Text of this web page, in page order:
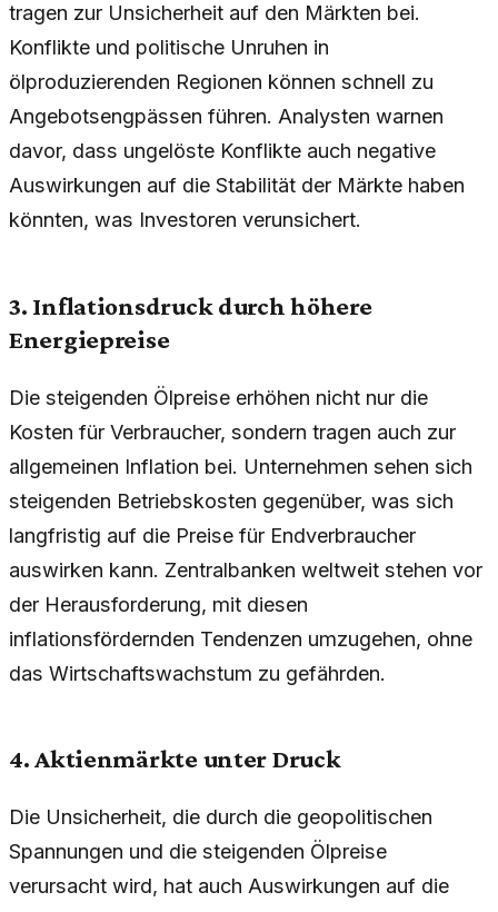
tragen zur Unsicherheit auf den Märkten bei.
Konflikte und politische Unruhen in
ölproduzierenden Regionen können schnell zu
Angebotsengpässen führen. Analysten warnen
davor, dass ungelöste Konflikte auch negative
Auswirkungen auf die Stabilität der Märkte haben
könnten, was Investoren verunsichert.
3. Inflationsdruck durch höhere
Energiepreise
Die steigenden Ölpreise erhöhen nicht nur die
Kosten für Verbraucher, sondern tragen auch zur
allgemeinen Inflation bei. Unternehmen sehen sich
steigenden Betriebskosten gegenüber, was sich
langfristig auf die Preise für Endverbraucher
auswirken kann. Zentralbanken weltweit stehen vor
der Herausforderung, mit diesen
inflationsfördernden Tendenzen umzugehen, ohne
das Wirtschaftswachstum zu gefährden.
4. Aktienmärkte unter Druck
Die Unsicherheit, die durch die geopolitischen
Spannungen und die steigenden Ölpreise
verursacht wird, hat auch Auswirkungen auf die